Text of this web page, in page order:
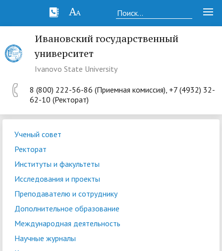
Ивановский государственный
университет
Ivanovo State University
8 (800) 222-56-86 (Приемная комиссия), +7 (4932) 32-
62-10 (Ректорат)
Ученый совет
Ректорат
Институты и факультеты
Исследования и проекты
Преподавателю и сотруднику
Дополнительное образование
Международная деятельность
Научные журналы